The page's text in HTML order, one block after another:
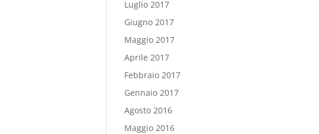
Luglio 2017
Giugno 2017
Maggio 2017
Aprile 2017
Febbraio 2017
Gennaio 2017
Agosto 2016
Maggio 2016